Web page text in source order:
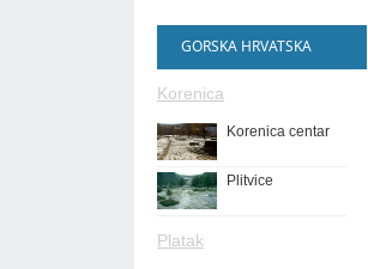
GORSKA HRVATSKA
Korenica
Korenica centar
Plitvice
Platak